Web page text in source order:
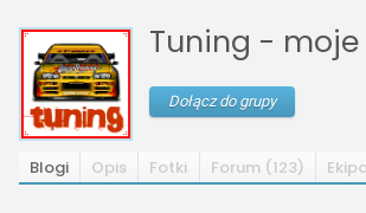
Tuning - moje
Dołącz do grupy
Blogi Opis Fotki Forum (123)